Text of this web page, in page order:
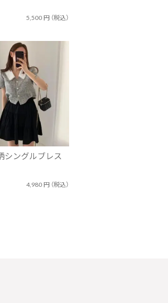
5,500円 （税込）
シングルブレス
4,980円 （税込）